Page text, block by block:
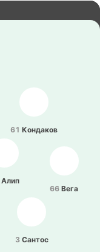
61 Ко­нда­ков
Алип
66 Вега
3 Сантос